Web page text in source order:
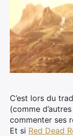
C’est lors du
(comme
commenter ses
Et si Red Dead